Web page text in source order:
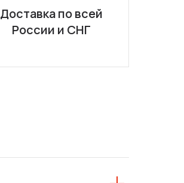
Доставка по всей
России и СНГ